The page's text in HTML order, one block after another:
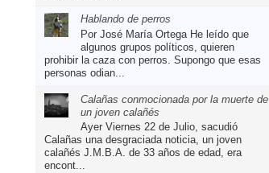
Hablando de perros
Por José María Ortega He leído que
algunos grupos políticos, quieren
prohibir la caza con perros. Supongo que esas
personas odian...
Calañas conmocionada por la muerte de
un joven calañés
Ayer Viernes 22 de Julio, sacudió
Calañas una desgraciada noticia, un joven
calañés J.M.B.A. de 33 años de edad, era
encont...